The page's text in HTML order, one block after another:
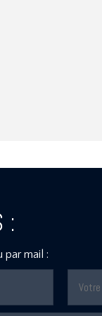
:
par mail :